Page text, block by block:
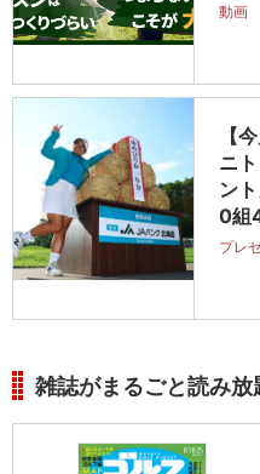
動画
【
ニ
ン
0組
プレ
雑誌がまるごと読み放